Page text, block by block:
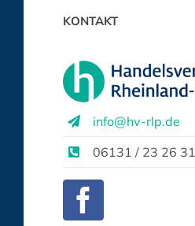
KONTAKT
info@hv-rlp.de
06131 / 23 26 31